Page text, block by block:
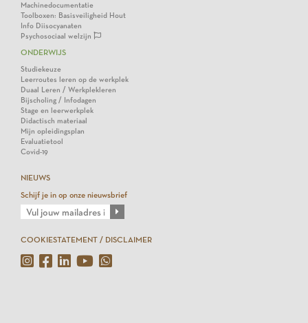
Machinedocumentatie
Toolboxen: Basisveiligheid Hout
Info Diisocyanaten
Psychosociaal welzijn
ONDERWIJS
Studiekeuze
Leerroutes leren op de werkplek
Duaal Leren / Werkplekleren
Bijscholing / Infodagen
Stage en leerwerkplek
Didactisch materiaal
Mijn opleidingsplan
Evaluatietool
Covid-19
NIEUWS
Schijf je in op onze nieuwsbrief
COOKIESTATEMENT / DISCLAIMER